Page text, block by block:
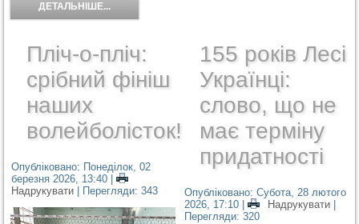
ДЕТАЛЬНІШЕ...
Пліч-о-пліч:
срібний фініш
наших
волейболісток!
Опубліковано: Понеділок, 02
березня 2026, 13:40 |
Надрукувати
| Перегляди: 343
155 років Лесі
Українці:
слово, що не
має терміну
придатності
Опубліковано: Субота, 28 лютого
2026, 17:10| Надрукувати
Перегляди: 320